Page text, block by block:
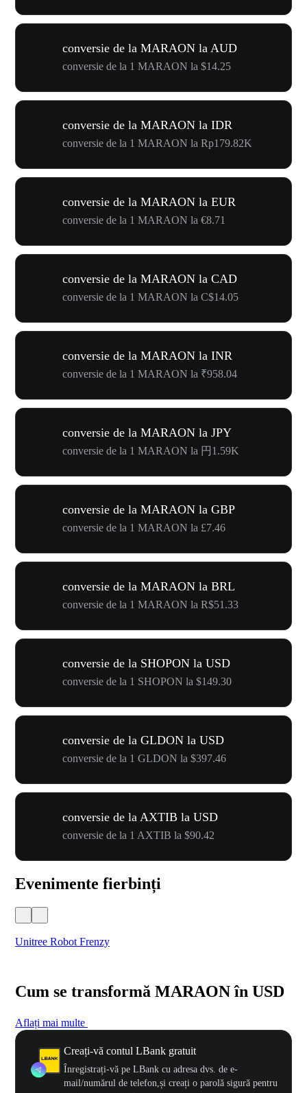
conversie de la MARAON la AUD
conversie de la 1 MARAON la $14.25
conversie de la MARAON la IDR
conversie de la 1 MARAON la Rp179.82K
conversie de la MARAON la EUR
conversie de la 1 MARAON la €8.71
conversie de la MARAON la CAD
conversie de la 1 MARAON la C$14.05
conversie de la MARAON la INR
conversie de la 1 MARAON la ₹958.04
conversie de la MARAON la JPY
conversie de la 1 MARAON la 円1.59K
conversie de la MARAON la GBP
conversie de la 1 MARAON la £7.46
conversie de la MARAON la BRL
conversie de la 1 MARAON la R$51.33
conversie de la SHOPON la USD
conversie de la 1 SHOPON la $149.30
conversie de la GLDON la USD
conversie de la 1 GLDON la $397.46
conversie de la AXTIB la USD
conversie de la 1 AXTIB la $90.42
Evenimente fierbinți
Unitree Robot Frenzy
Cum se transformă MARAON în USD
Aflați mai multe
Creați-vă contul LBank gratuit
Înregistrați-vă pe LBank cu adresa dvs. de e-
mail/numărul de telefon,și creați o parolă sigură pentru